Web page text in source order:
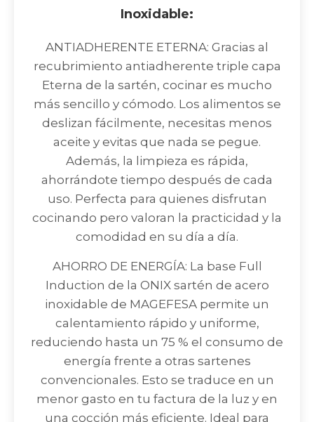
Inoxidable:
ANTIADHERENTE ETERNA: Gracias al
recubrimiento antiadherente triple capa
Eterna de la sartén, cocinar es mucho
más sencillo y cómodo. Los alimentos se
deslizan fácilmente, necesitas menos
aceite y evitas que nada se pegue.
Además, la limpieza es rápida,
ahorrándote tiempo después de cada
uso. Perfecta para quienes disfrutan
cocinando pero valoran la practicidad y la
comodidad en su día a día.
AHORRO DE ENERGÍA: La base Full
Induction de la ONIX sartén de acero
inoxidable de MAGEFESA permite un
calentamiento rápido y uniforme,
reduciendo hasta un 75 % el consumo de
energía frente a otras sartenes
convencionales. Esto se traduce en un
menor gasto en tu factura de la luz y en
una cocción más eficiente. Ideal para